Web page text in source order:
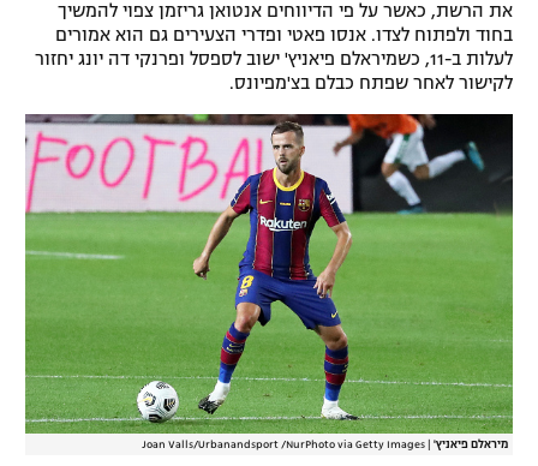
הצטרפות לחבילת הערוצים
לוח דרושים – ג'ובנט
את הרשת, כאשר על פי הדיווחים אנטואן גריזמן צפוי להמשיך
בחוד ולפתוח לצדו. אנסו פאטי ופדרי הצעירים גם הוא אמורים
לעלות ב-11, כשמיראלם פיאניץ' ישוב לספסל ופרנקי דה יונג יחזור
לקישור לאחר שפתח כבלם בצ'מפיונס.
מיראלם פיאניץ' Joan Valls/Urbanandsport /NurPhoto via Getty Images